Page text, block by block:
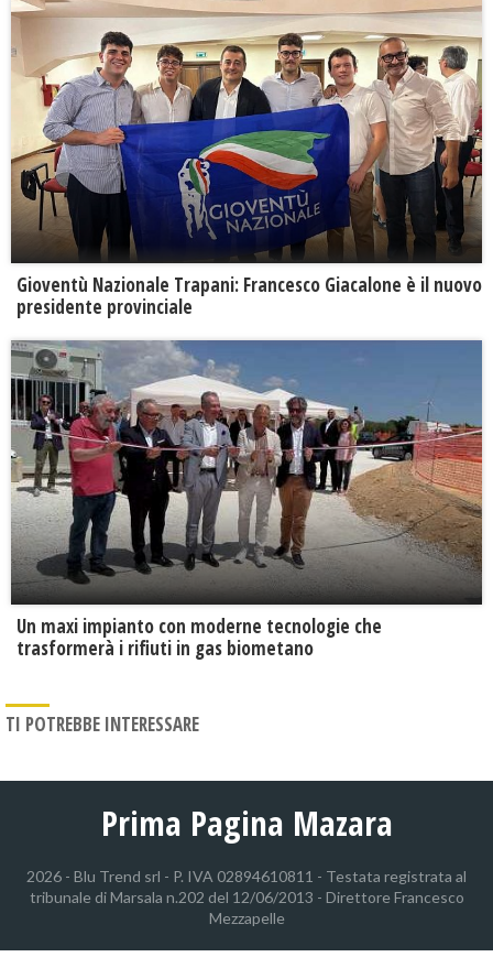
Gioventù Nazionale Trapani: Francesco Giacalone è il nuovo
presidente provinciale
Un maxi impianto con moderne tecnologie che
trasformerà i rifiuti in gas biometano
TI POTREBBE INTERESSARE
Prima Pagina Mazara
2026 - Blu Trend srl - P. IVA 02894610811 - Testata registrata al
tribunale di Marsala n.202 del 12/06/2013 - Direttore Francesco
Mezzapelle